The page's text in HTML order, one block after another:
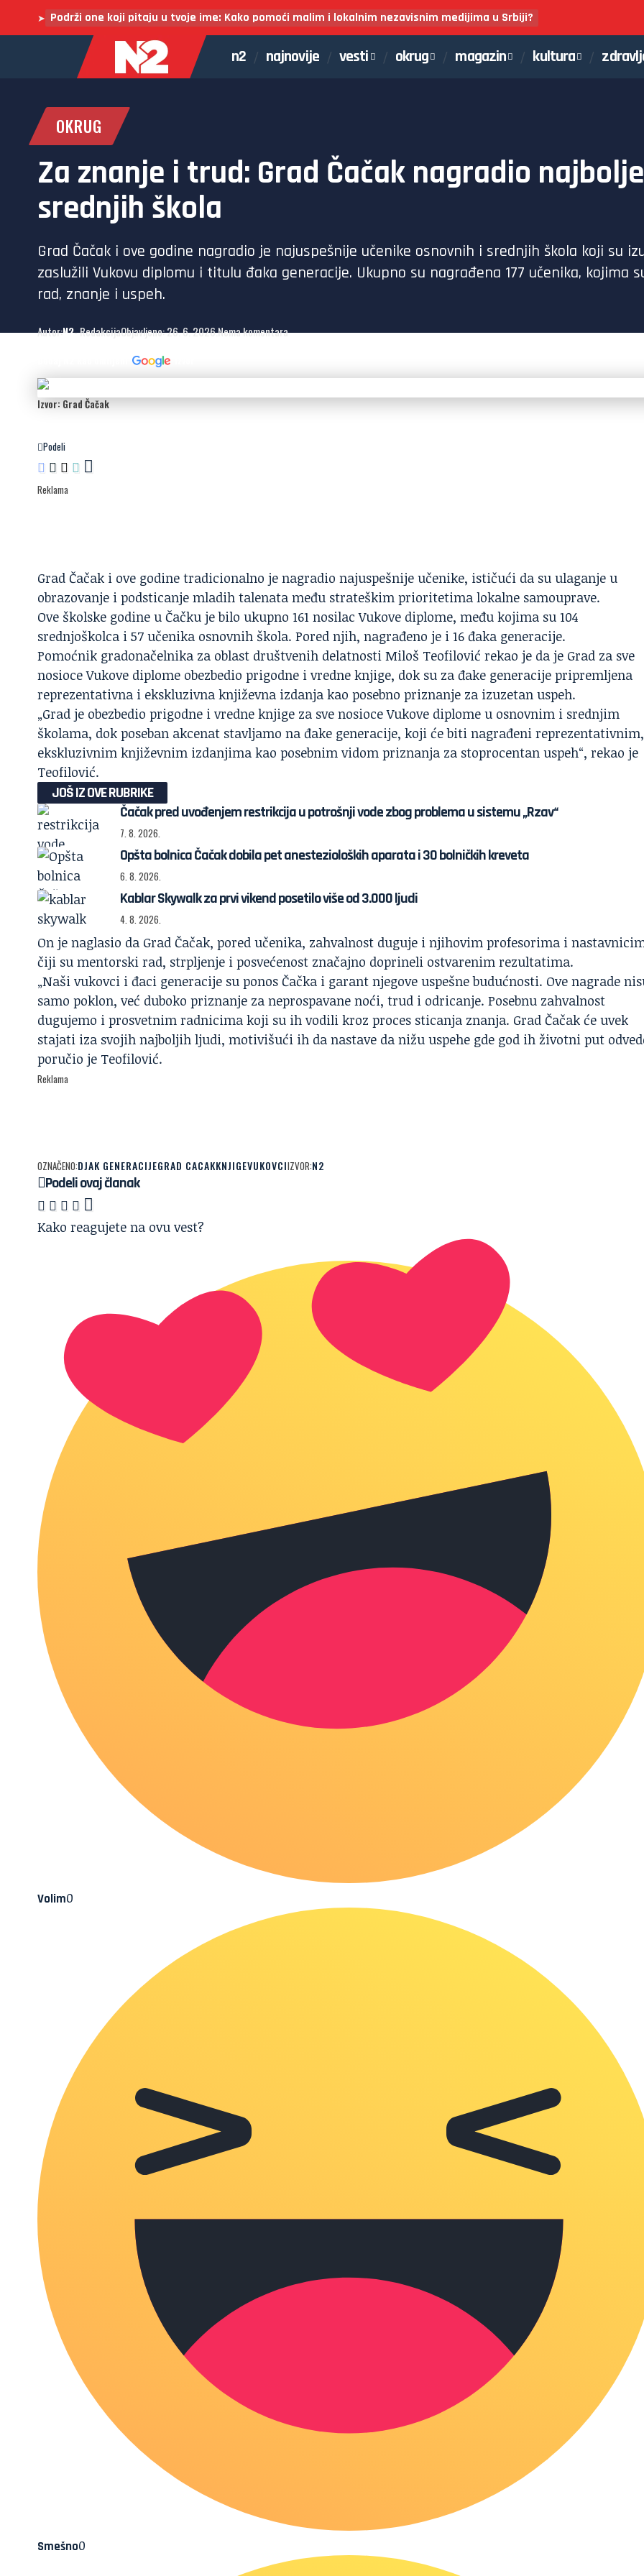
➤ Podrži one koji pitaju u tvoje ime: Kako pomoći malim i lokalnim nezavisnim medijima u Srbiji?
n2 najnovije vesti okrug magazin kultura
OKRUG
Za znanje i trud: Grad Čačak nagradio
srednjih škola
Grad Čačak i ove godine nagradio je najuspešnije učenike osnovnih i srednjih škola koji su
zaslužili Vukovu diplomu i titulu đaka generacije. Ukupno su nagrađena 177 učenika, kojima
rad, znanje i uspeh.
Autor:N2- RedakcijaObjavljeno: 26. 6. 2026.Nema komentara
Izvor: Grad Čačak
Podeli
Reklama
Grad Čačak i ove godine tradicionalno je nagradio najuspešnije učenike, ističući da su ulaganje u
obrazovanje i podsticanje mladih talenata među strateškim prioritetima lokalne samouprave.
Ove školske godine u Čačku je bilo ukupno 161 nosilac Vukove diplome, među kojima su 104
srednjoškolca i 57 učenika osnovnih škola. Pored njih, nagrađeno je i 16 đaka generacije.
Pomoćnik gradonačelnika za oblast društvenih delatnosti Miloš Teofilović rekao je da je Grad za sve
nosioce Vukove diplome obezbedio prigodne i vredne knjige, dok su za đake generacije pripremljena
reprezentativna i ekskluzivna književna izdanja kao posebno priznanje za izuzetan uspeh.
„Grad je obezbedio prigodne i vredne knjige za sve nosioce Vukove diplome u osnovnim i srednjim
školama, dok poseban akcenat stavljamo na đake generacije, koji će biti nagrađeni reprezentativnim,
ekskluzivnim književnim izdanjima kao posebnim vidom priznanja za stoprocentan uspeh“, rekao je
Teofilović.
JOŠ IZ OVE RUBRIKE
Čačak pred uvođenjem restrikcija u potrošnji vode zbog problema u sistemu „Rzav“
7. 8. 2026.
Opšta bolnica Čačak dobila pet anestezioloških aparata i 30 bolničkih kreveta
6. 8. 2026.
Kablar Skywalk za prvi vikend posetilo više od 3.000 ljudi
4. 8. 2026.
On je naglasio da Grad Čačak, pored učenika, zahvalnost duguje i njihovim profesorima i
čiji su mentorski rad, strpljenje i posvećenost značajno doprineli ostvarenim rezultatima.
„Naši vukovci i đaci generacije su ponos Čačka i garant njegove uspešne budućnosti. Ove nagrade
samo poklon, već duboko priznanje za neprospavane noći, trud i odricanje. Posebnu zahvalnost
dugujemo i prosvetnim radnicima koji su ih vodili kroz proces sticanja znanja. Grad Čačak će uvek
stajati iza svojih najboljih ljudi, motivišući ih da nastave da nižu uspehe gde god ih životni put
poručio je Teofilović.
Reklama
OZNAČENO:DJAK GENERACIJEGRAD CACAKKNJIGEVUKOVCIIZVOR:N2
Podeli ovaj članak
Kako reagujete na ovu vest?
Volim0
Smešno0